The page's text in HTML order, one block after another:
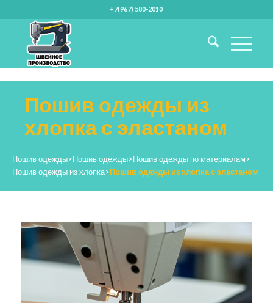
+7(967) 580-2010
Пошив одежды из
хлопка с эластаном
Пошив одежды>Пошив одежды>Пошив одежды по материалам>
Пошив одежды из хлопка>Пошив одежды из хлопка с эластаном